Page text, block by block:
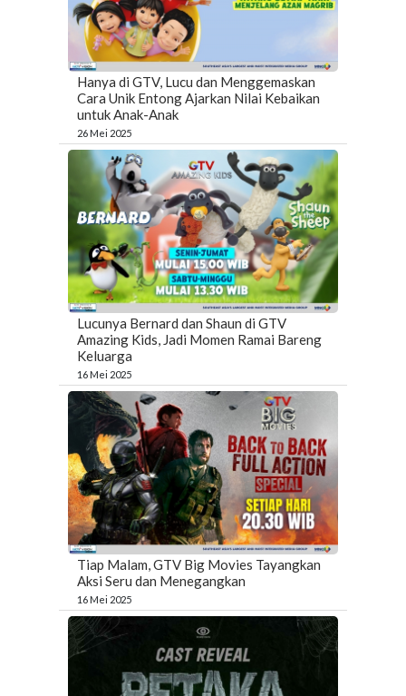
Hanya di GTV, Lucu dan Menggemaskan
Cara Unik Entong Ajarkan Nilai Kebaikan
untuk Anak-Anak
26 Mei 2025
Lucunya Bernard dan Shaun di GTV
Amazing Kids, Jadi Momen Ramai Bareng
Keluarga
16 Mei 2025
Tiap Malam, GTV Big Movies Tayangkan
Aksi Seru dan Menegangkan
16 Mei 2025